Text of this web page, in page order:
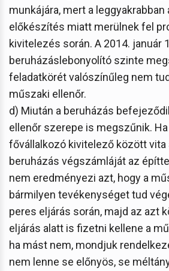
munkájára, mert a
előkészítés miatt merülnek fel
kivitelezés során. A 2014. január
beruházáslebonyolító szinte
feladatkörét valószínűleg nem
műszaki ellenőr.
d) Miután a beruházás
ellenőr szerepe is megszűnik.
fővállalkozó kivitelező között vita
beruházás végszámláját az
nem eredményezi azt, hogy a
bármilyen tevékenységet tud
peres eljárás során, majd az azt
eljárás alatt is fizetni kellene a
ha mást nem, mondjuk
nem lenne se előnyös, se